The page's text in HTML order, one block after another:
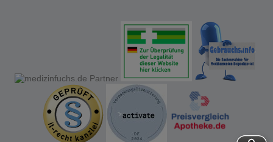
anzupassen. Komfort-Cookies ermöglichen es uns
auch auf Ihre Bedürfnisse zugeschrittene Inhalte
anzuzeigen und unser Partnerprogramm zu
Statistik & Tracking:Hierüber lassen sich
Informationen über die Art und Weise der Nutzung
unserer Website sammeln, mit deren Hilfe wir unsere
Website weiter für Sie optimieren können, den Inhalt
auf unserer Website aber auch die Werbung auf
Drittseiten möglichst relevant für Sie zu gestalten.